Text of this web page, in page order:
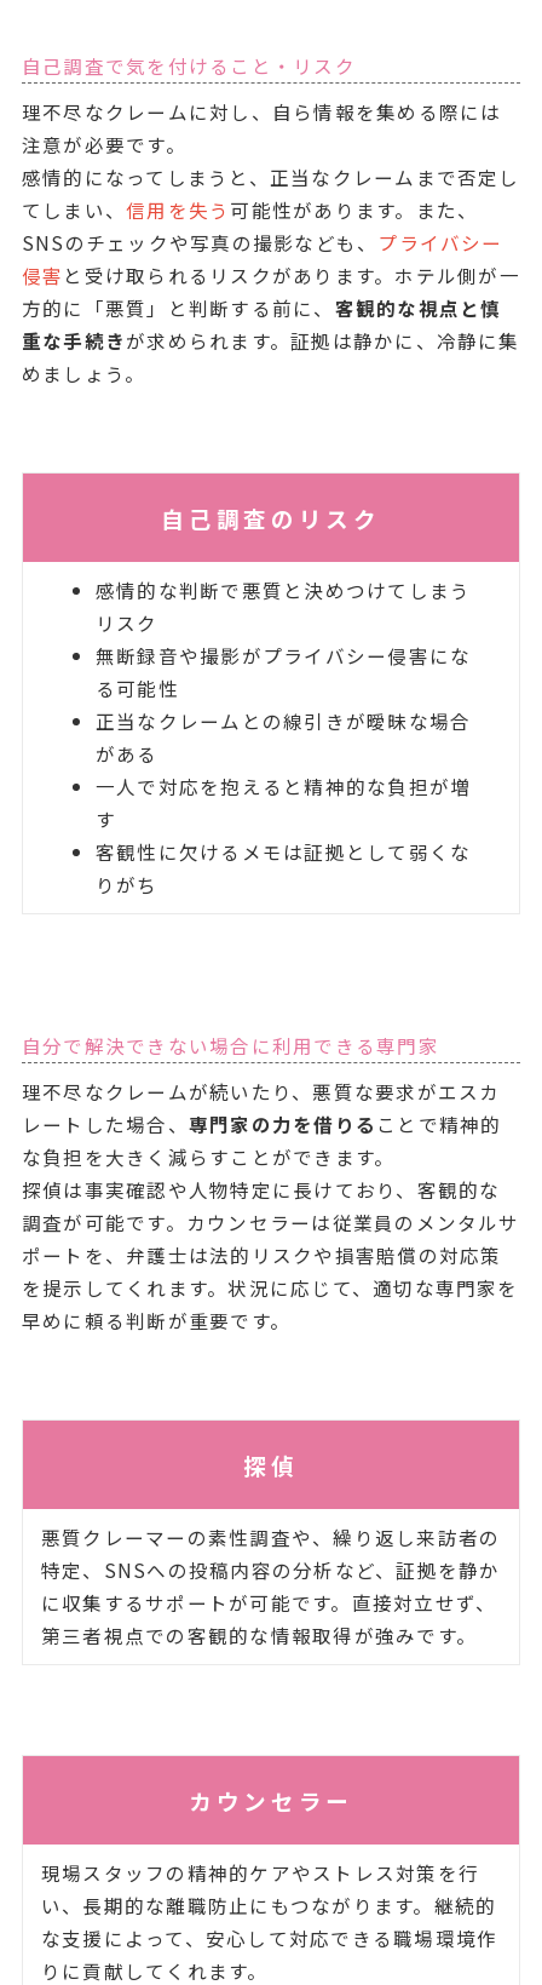
自己調査で気を付けること・リスク
理不尽なクレームに対し、自ら情報を集める際には
注意が必要です。
感情的になってしまうと、正当なクレームまで否定し
てしまい、信用を失う 可能性があります。また、
SNSのチェックや写真の撮影なども、 プライバシー
侵害 と受け取られるリスクがあります。ホテル側が一
方的に「悪質」と判断する前に、 客観的な視点と慎
重な手続きが求められます。証拠は静かに、冷静に集
めましょう。
自己調査のリスク
感情的な判断で悪質と決めつけてしまう
リスク
無断録音や撮影がプライバシー侵害にな
る可能性
正当なクレームとの線引きが曖昧な場合
がある
一人で対応を抱えると精神的な負担が増
す
客観性に欠けるメモは証拠として弱くな
りがち
自分で解決できない場合に利用できる専門家
理不尽なクレームが続いたり、悪質な要求がエスカ
レートした場合、 専門家の力を借りる ことで精神的
な負担を大きく減らすことができます。
探偵は事実確認や人物特定に長けており、客観的な
調査が可能です。カウンセラーは従業員のメンタルサ
ポートを、弁護士は法的リスクや損害賠償の対応策
を提示してくれます。状況に応じて、適切な専門家を
早めに頼る判断が重要です。
探偵
悪質クレーマーの素性調査や、繰り返し来訪者の
特定、SNSへの投稿内容の分析など、証拠を静か
に収集するサポートが可能です。直接対立せず、
第三者視点での客観的な情報取得が強みです。
カウンセラー
現場スタッフの精神的ケアやストレス対策を行
い、長期的な離職防止にもつながります。継続的
な支援によって、安心して対応できる職場環境作
りに貢献してくれます。